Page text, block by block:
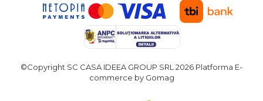
Suruburi si dibluri
Carlige de Ridicare
Dispozitive de Taiat si
Aeroterme si Ventilatoare
Bormasini & Masini de Gaurit
©Copyright SC CASA IDEEA GROUP SRL 2026 Platforma E-
commerce by Gomag